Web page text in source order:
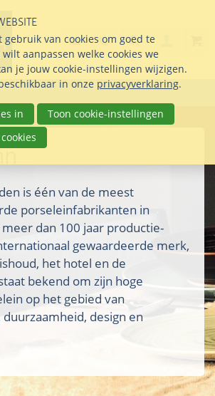
info@seltmann-
Stel uw vraag
085 76 07 000
Search
is één van de meest
porseleinfabrikanten in
dan 100 jaar productie-
gewaardeerde merk,
het hotel en de
bekend om zijn hoge
op het gebied van
design en
gebruik van cookies om goed te
aanpassen welke cookies we
je jouw cookie-instellingen wijzigen.
in onze privacyverklaring.
in
Toon cookie-instellingen